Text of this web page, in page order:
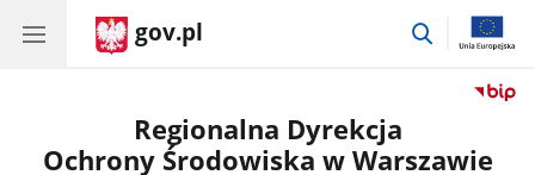
gov.pl
przejdź
Regionalna Dyrekcja
Ochrony Środowiska w Warszawie